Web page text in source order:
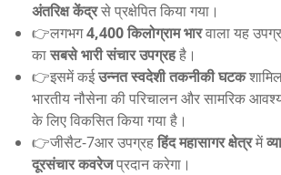
अंतरिक्ष केंद्रसे प्रक्षेपित किया गया।
👉लगभग4,400 किलोग्राम भारवाला यह
कासबसे भारी संचार उपग्रहहै।
👉इसमें कईउन्नत स्वदेशी तकनीकी घटक
भारतीय नौसेना की परिचालन और सामरिक
के लिए विकसित किया गया है।
👉जीसैट-7आर उपग्रहहिंद महासागर क्षेत्रमें
दूरसंचार कवरेजप्रदान करेगा।